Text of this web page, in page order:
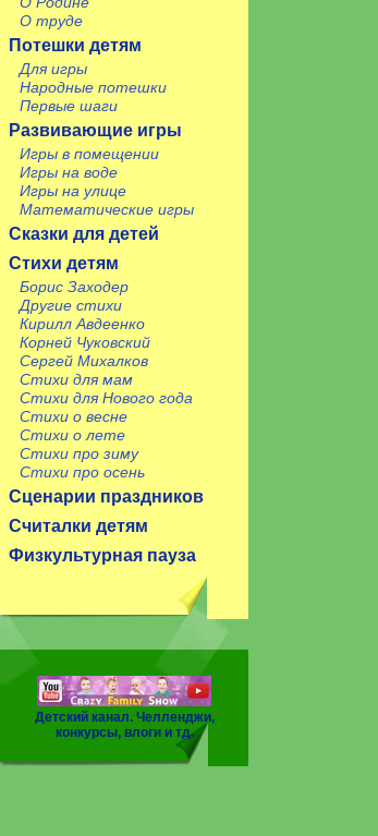
О труде
Потешки детям
Для игры
Народные потешки
Первые шаги
Развивающие игры
Игры в помещении
Игры на воде
Игры на улице
Математические игры
Сказки для детей
Стихи детям
Борис Заходер
Другие стихи
Кирилл Авдеенко
Корней Чуковский
Сергей Михалков
Стихи для мам
Стихи для Нового года
Стихи о весне
Стихи о лете
Стихи про зиму
Стихи про осень
Сценарии праздников
Считалки детям
Физкультурная пауза
Детский канал. Челленджи,
конкурсы, влоги и тд.